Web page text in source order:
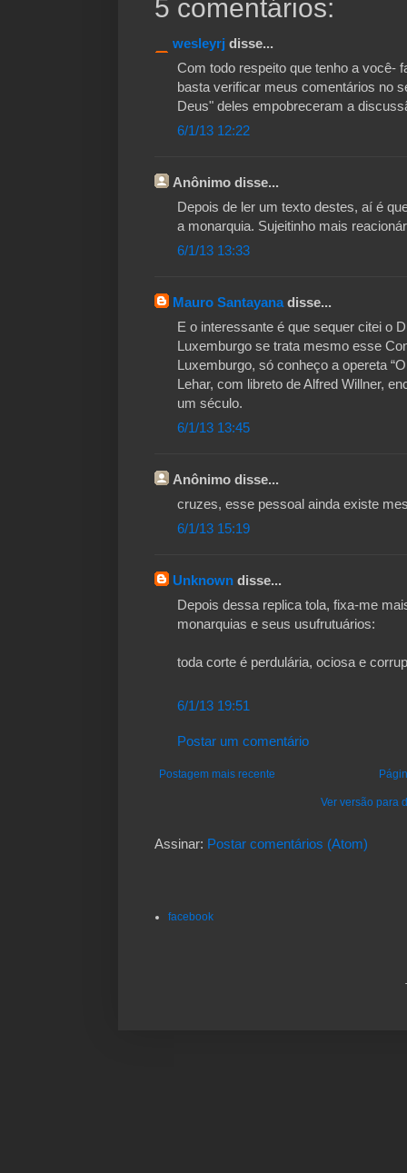
5 comentários:
wesleyrj disse...
Com todo respeito que tenho a você-
basta verificar meus comentários no
Deus" deles empobreceram a
6/1/13 12:22
Anônimo disse...
Depois de ler um texto destes, aí é
a monarquia. Sujeitinho mais
6/1/13 13:33
Mauro Santayanadisse...
E o interessante é que sequer citei o
Luxemburgo se trata mesmo esse
Luxemburgo, só conheço a opereta
Lehar, com libreto de Alfred Willner,
um século.
6/1/13 13:45
Anônimo disse...
cruzes, esse pessoal ainda existe
6/1/13 15:19
Unknown disse...
Depois dessa replica tola, fixa-me
monarquias e seus usufrutuários:
toda corte é perdulária, ociosa e
6/1/13 19:51
Postar um comentário
Postagem mais recente
Ver versão para
Assinar: Postar comentários (Atom)
facebook